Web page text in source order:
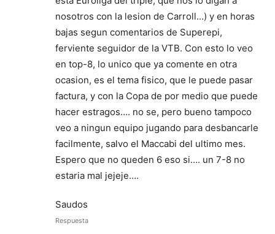
nosotros con la lesion de Carroll…) y en horas
bajas segun comentarios de Superepi,
ferviente seguidor de la VTB. Con esto lo veo
en top-8, lo unico que ya comente en otra
ocasion, es el tema fisico, que le puede pasar
factura, y con la Copa de por medio que puede
hacer estragos…. no se, pero bueno tampoco
veo a ningun equipo jugando para desbancarle
facilmente, salvo el Maccabi del ultimo mes.
Espero que no queden 6 eso si…. un 7-8 no
estaria mal jejeje….
Saudos
Respuesta